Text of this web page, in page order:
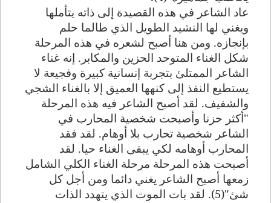
عاد الشاعر في هذه القصيدة إلى ذاته يتأملها
ويغني لها النشيد الطويل الذي طالما حلم
بإنجازه. ومن هنا أصبح لشعره في هذه المرحلة
شكل الغناء المتوحد الحزين والمكابر. إنه غناء
الشاعر الممتلئ بتجربة إنسانية كبيرة وفجيعة لا
يستطيع النفذ إلى كنهها العميق إلا بالغناء الشجي
والشفيف. لقد أصبح الشاعر فيه هذه المرحلة
"أكثر حزنا وأصبحت شخصية المحارب في
الشاعر شخصية تحارب بلا أوهام. لقد فقد
المحارب أوهامه لكي يبقى الغناء حيا. لقد
أصبحت هذه المرحلة مرحلة الغناء الكلي الشامل
زمعها أصبح الشاعر يغني دائما ومن أجل كل
شئ"(5)
. لقد بات الموت الذي يتهدد الذات